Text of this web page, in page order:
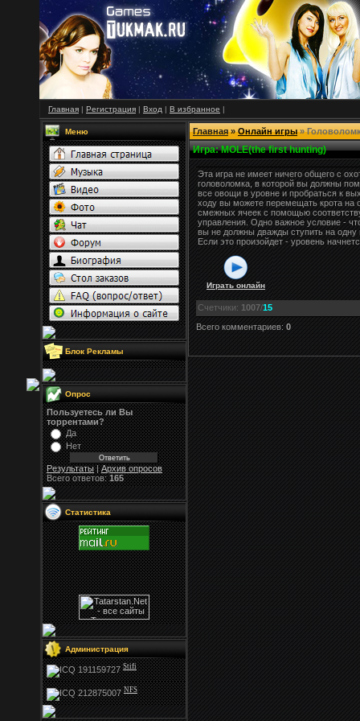
Главная | Регистрация | Вход | В избранное |
Меню
Блок Рекламы
Опрос
Пользуетесь ли Вы
торрентами?
Да
Нет
Результаты|Архив опросов
Всего ответов:165
Статистика
Администрация
Stifi
NFS
Главная»Онлайн игры »
Игра: MOLE(the first hunting)
Эта игра не имеет ничего общего с
головоломка, в которой вы должны
все овощи в уровне и пробраться к
ходу вы можете перемещать крота на
смежных ячеек с помощью
управления. Одно важное условие -
вы не должны дважды ступить на одну
Если это произойдет - уровень
Играть онлайн
Счетчики: 1007/15
Всего комментариев: 0